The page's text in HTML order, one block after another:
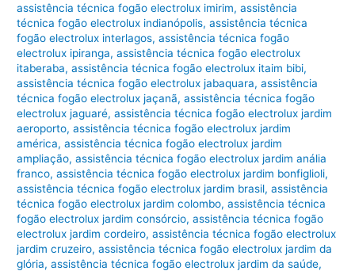
assistência técnica fogão electrolux imirim,assistência
técnica fogão electrolux indianópolis,assistência técnica
fogão electrolux interlagos,assistência técnica fogão
electrolux ipiranga,assistência técnica fogão electrolux
itaberaba,assistência técnica fogão electrolux itaim bibi,
assistência técnica fogão electrolux jabaquara,assistência
técnica fogão electrolux jaçanã,assistência técnica fogão
electrolux jaguaré,assistência técnica fogão electrolux jardim
aeroporto,assistência técnica fogão electrolux jardim
américa,assistência técnica fogão electrolux jardim
ampliação,assistência técnica fogão electrolux jardim anália
franco,assistência técnica fogão electrolux jardim bonfiglioli,
assistência técnica fogão electrolux jardim brasil,assistência
técnica fogão electrolux jardim colombo,assistência técnica
fogão electrolux jardim consórcio,assistência técnica fogão
electrolux jardim cordeiro,assistência técnica fogão electrolux
jardim cruzeiro,assistência técnica fogão electrolux jardim da
glória,assistência técnica fogão electrolux jardim da saúde,